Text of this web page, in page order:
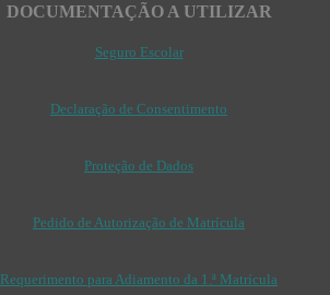
DOCUMENTAÇÃO A UTILIZAR
Seguro Escolar
Declaração de Consentimento
Proteção de Dados
Pedido de Autorização de Matrícula
Requerimento para Adiamento da 1.ª Matrícula